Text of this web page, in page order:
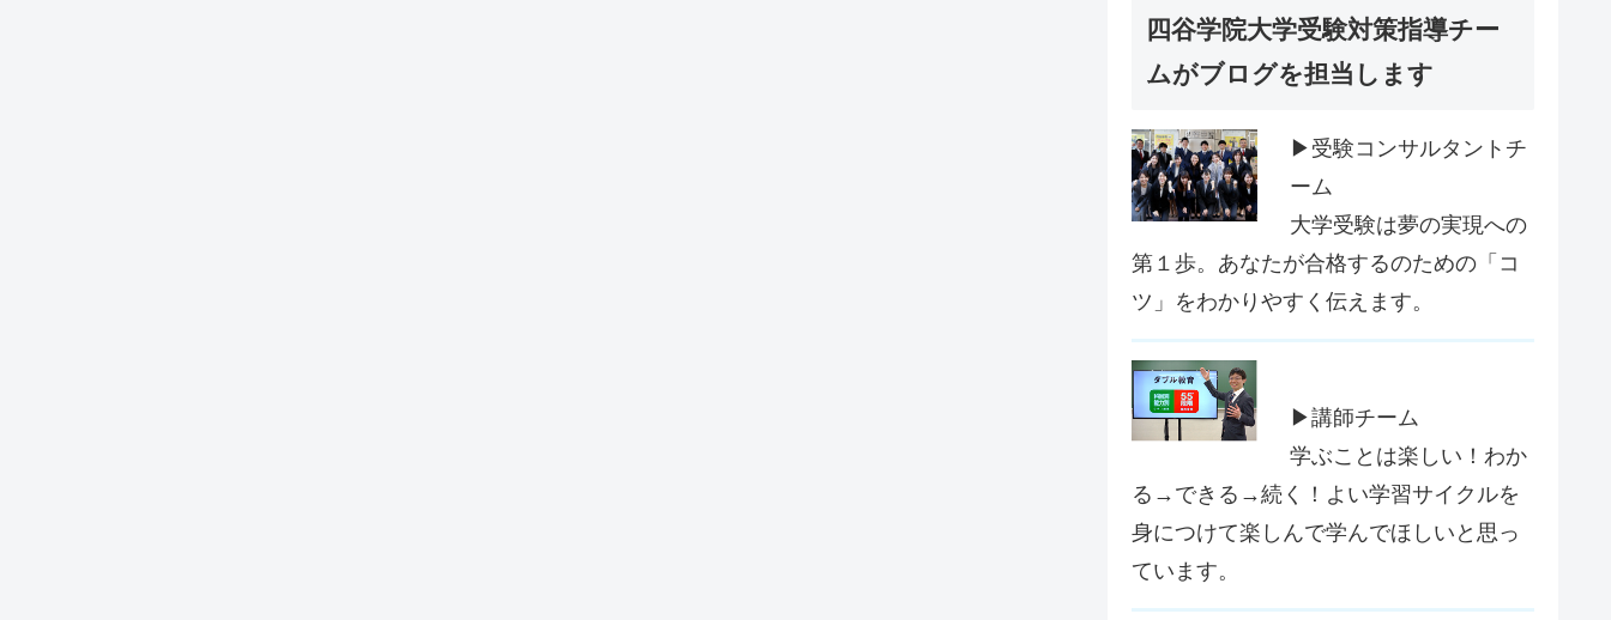
四谷学院大学受験対策指導チー
ムがブログを担当します
▶受験コンサルタントチ
ーム
大学受験は夢の実現への
第１歩。あなたが合格するのための「コ
ツ」をわかりやすく伝えます。
▶講師チーム
学ぶことは楽しい！わか
る→できる→続く！よい学習サイクルを
身につけて楽しんで学んでほしいと思っ
ています。